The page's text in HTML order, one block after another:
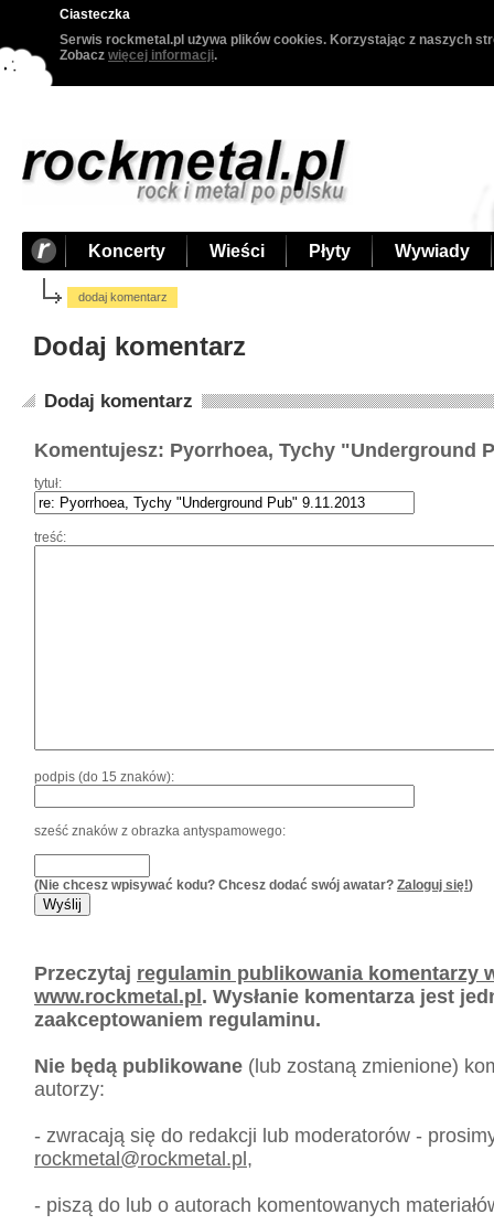
Ciasteczka
Serwis rockmetal.pl używa plików cookies. Korzystając z naszych
Zobacz więcej informacji.
Koncerty Wieści Płyty Wywiady
dodaj komentarz
Dodaj komentarz
Dodaj komentarz
Komentujesz: Pyorrhoea, Tychy "Underground
tytuł:
treść:
podpis (do 15 znaków):
sześć znaków z obrazka antyspamowego:
(Nie chcesz wpisywać kodu? Chcesz dodać swój awatar? Zaloguj się!)
Przeczytaj regulamin publikowania komentarzy
www.rockmetal.pl. Wysłanie komentarza jest
zaakceptowaniem regulaminu.
Nie będą publikowane (lub zostaną zmienione)
autorzy:
- zwracają się do redakcji lub moderatorów -
rockmetal@rockmetal.pl,
- piszą do lub o autorach komentowanych